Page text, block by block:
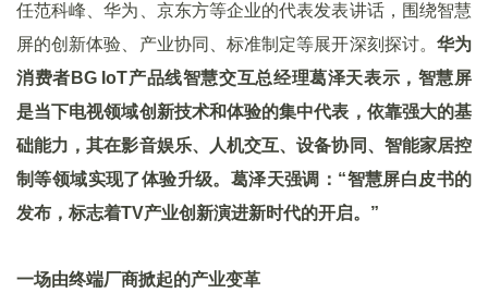
任范科峰、华为、京东方等企业的代表发表讲话，围绕智慧
屏的创新体验、产业协同、标准制定等展开深刻探讨。 华为
消费者BG IoT产品线智慧交互总经理葛泽天表示，智慧屏
是当下电视领域创新技术和体验的集中代表，依靠强大的基
础能力，其在影音娱乐、人机交互、设备协同、智能家居控
制等领域实现了体验升级。葛泽天强调：“智慧屏白皮书的
发布，标志着TV产业创新演进新时代的开启。”
一场由终端厂商掀起的产业变革